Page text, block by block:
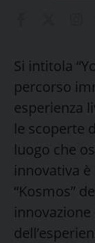
Si intitola
percorso
esperienza
le scoperte
luogo che
innovativa
“Kosmos”